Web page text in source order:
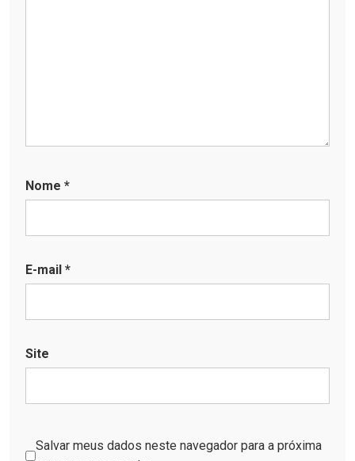
Nome *
E-mail *
Site
Salvar meus dados neste navegador para a próxima